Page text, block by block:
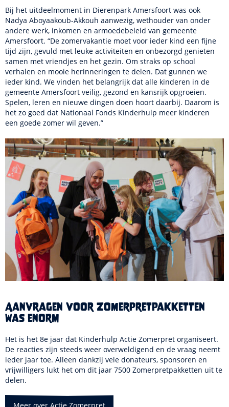
Bij het uitdeelmoment in Dierenpark Amersfoort was ook
Nadya Aboyaakoub-Akkouh aanwezig, wethouder van onder
andere werk, inkomen en armoedebeleid van gemeente
Amersfoort. “De zomervakantie moet voor ieder kind een fijne
tijd zijn, gevuld met leuke activiteiten en onbezorgd genieten
samen met vriendjes en het gezin. Om straks op school
verhalen en mooie herinneringen te delen. Dat gunnen we
ieder kind. We vinden het belangrijk dat alle kinderen in de
gemeente Amersfoort veilig, gezond en kansrijk opgroeien.
Spelen, leren en nieuwe dingen doen hoort daarbij. Daarom is
het zo goed dat Nationaal Fonds Kinderhulp meer kinderen
een goede zomer wil geven.”
Aanvragen voor Zomerpretpakketten
was enorm
Het is het 8e jaar dat Kinderhulp Actie Zomerpret organiseert.
De reacties zijn steeds weer overweldigend en de vraag neemt
ieder jaar toe. Alleen dankzij vele donateurs, sponsoren en
vrijwilligers lukt het om dit jaar 7500 Zomerpretpakketten uit te
delen.